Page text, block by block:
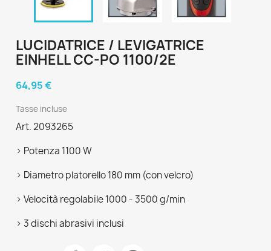
LUCIDATRICE / LEVIGATRICE
EINHELL CC-PO 1100/2E
64,95 €
Tasse incluse
Art. 2093265
> Potenza 1100 W
> Diametro platorello 180 mm (con velcro)
> Velocità regolabile 1000 - 3500 g/min
> 3 dischi abrasivi inclusi